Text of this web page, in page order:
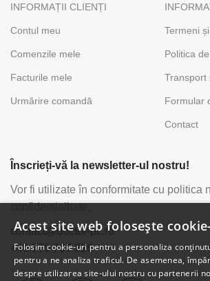
INFORMAȚII CLIENȚI
Contul meu
Comenzile mele
Facturile mele
Urmărire comandă
Termeni
Politica
Transport
Formular
Contact
Înscrieți-vă la newsletter-ul nostru!
Vor fi utilizate în conformitate cu politica
confidențialitate.
contact@doctor-pc.ro
+40 770 767 226
Acest site web folosește
Folosim cookie-uri pentru a personaliza
pentru a ne analiza traficul. De asemenea,
despre utilizarea site-ului nostru cu partenerii